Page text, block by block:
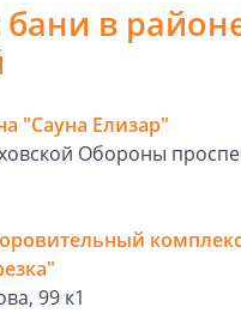
в
"Сауна Елизар"
Обороны
99 к1